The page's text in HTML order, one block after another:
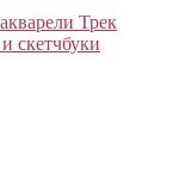
Трек
скетчбуки